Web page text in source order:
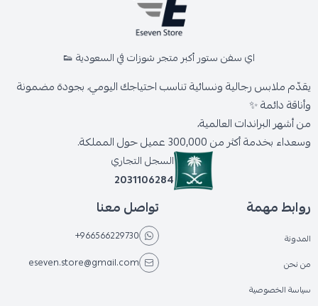
اي سفن ستور أكبر متجر شوزات في السعودية 👟
يقدّم ملابس رجالية ونسائية تناسب احتياجك اليومي، بجودة مضمونة
وأناقة دائمة ✨
من أشهر البراندات العالمية،
وسعداء بخدمة أكثر من 300,000 عميل حول المملكة.
السجل التجاري
2031106284
روابط مهمة
المدونة
من نحن
سياسة الخصوصية
تواصل معنا
+966566229730
eseven.store@gmail.com